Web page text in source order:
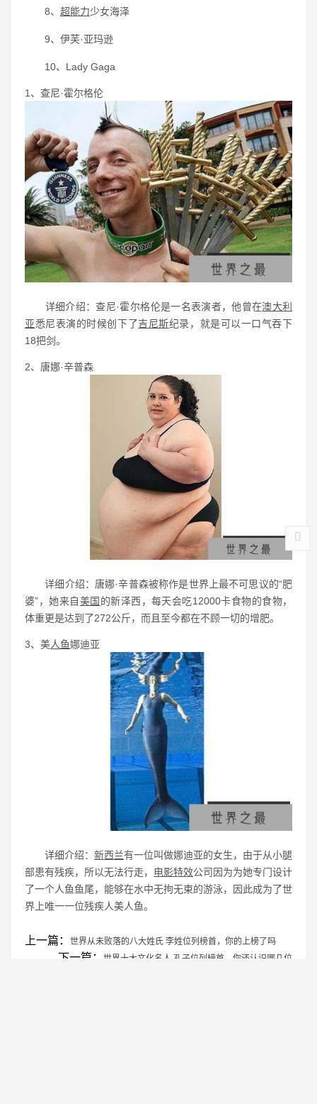
8、 超能力少女海泽
9、伊芙·亚玛逊
10、Lady Gaga
1、查尼·霍尔格伦
详细介绍：查尼·霍尔格伦是一名表演者，他曾在澳大利
亚悉尼表演的时候创下了吉尼斯纪录，就是可以一口气吞下
18把剑。
2、唐娜·辛普森
详细介绍：唐娜·辛普森被称作是世界上最不可思议的“肥
婆”，她来自美国 的新泽西，每天会吃12000卡食物的食物，
体重更是达到了272公斤，而且至今都在不顾一切的增肥。
3、美人鱼娜迪亚
详细介绍： 新西兰有一位叫做娜迪亚的女生，由于从小腿
部患有残疾，所以无法行走， 电影特效公司因为为她专门设计
了一个人鱼鱼尾，能够在水中无拘无束的游泳，因此成为了世
界上唯一一位残疾人美人鱼。
上一篇： 世界从未败落的八大姓氏 李姓位列榜首，你的上榜了吗
下一篇： 世界十大文化名人 孔子位列榜首，你还认识哪几位